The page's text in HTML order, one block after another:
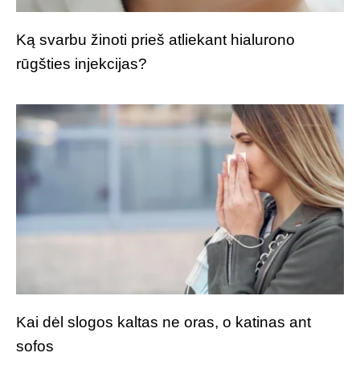
Ką svarbu žinoti prieš atliekant hialurono
rūgšties injekcijas?
Kai dėl slogos kaltas ne oras, o katinas ant
sofos